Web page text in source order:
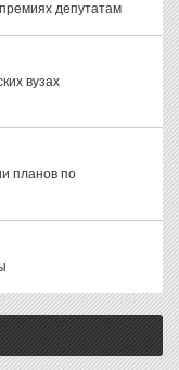
депутатам
вузах
планов по